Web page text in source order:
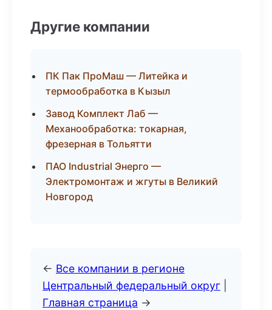
Другие компании
ПК Пак ПроМаш — Литейка и
термообработка в Кызыл
Завод Комплект Лаб —
Механообработка: токарная,
фрезерная в Тольятти
ПАО Industrial Энерго —
Электромонтаж и жгуты в Великий
Новгород
← Все компании в регионе
Центральный федеральный округ
Главная страница →